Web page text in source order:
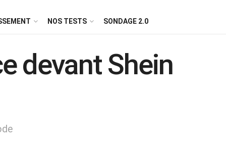
NOS TESTS SONDAGE 2.0
devant Shein